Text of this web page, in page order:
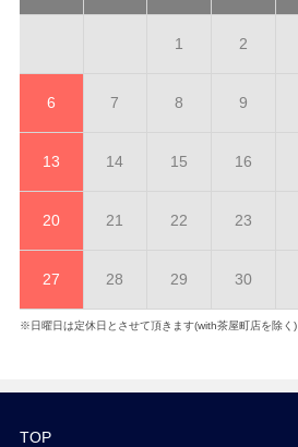
1 2
6 7 8 9
13 14 15 16
20 21 22 23
27 28 29 30
※日曜日は定休日とさせて頂きます(with茶屋町店を除く)
TOP